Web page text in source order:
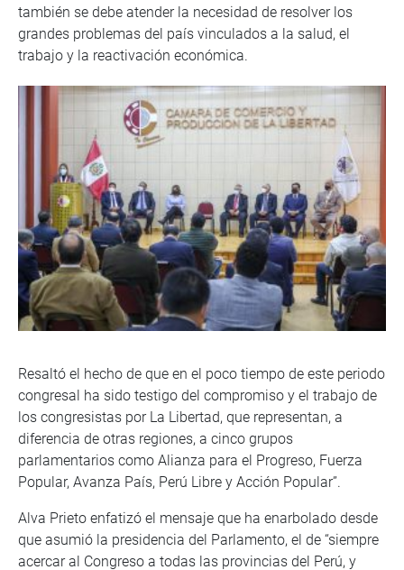
también se debe atender la necesidad de resolver los
grandes problemas del país vinculados a la salud, el
trabajo y la reactivación económica.
Resaltó el hecho de que en el poco tiempo de este periodo
congresal ha sido testigo del compromiso y el trabajo de
los congresistas por La Libertad, que representan, a
diferencia de otras regiones, a cinco grupos
parlamentarios como Alianza para el Progreso, Fuerza
Popular, Avanza País, Perú Libre y Acción Popular”.
Alva Prieto enfatizó el mensaje que ha enarbolado desde
que asumió la presidencia del Parlamento, el de “siempre
acercar al Congreso a todas las provincias del Perú, y